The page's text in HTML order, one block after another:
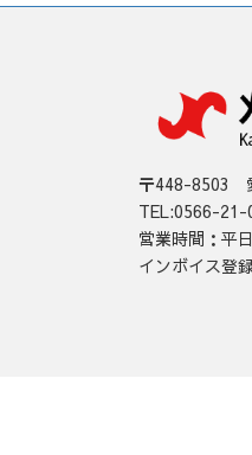
〒448-8503
TEL:0566-
営業時間：平
インボイス登